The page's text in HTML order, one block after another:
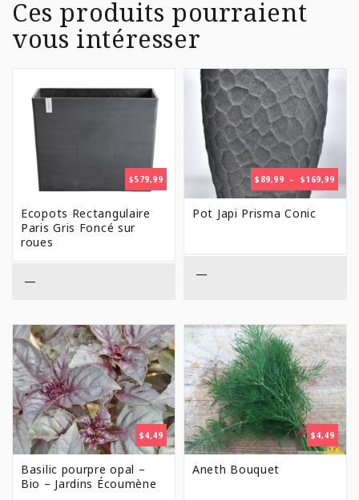
Ces produits pourraient
vous intéresser
$579,99
Ecopots Rectangulaire
Paris Gris Foncé sur
roues
—
$ 89,99 – $169,99
DE
Pot Japi Prisma Conic
—
$4,49
Basilic pourpre opal –
Bio – Jardins Écoumène
$4,49
Aneth Bouquet